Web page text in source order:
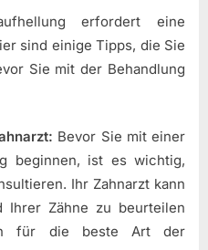
erfordert eine
sind einige Tipps, die Sie
Sie mit der Behandlung
Bevor Sie mit einer
beginnen, ist es wichtig,
Ihr Zahnarzt kann
Ihrer Zähne zu beurteilen
für die beste Art der